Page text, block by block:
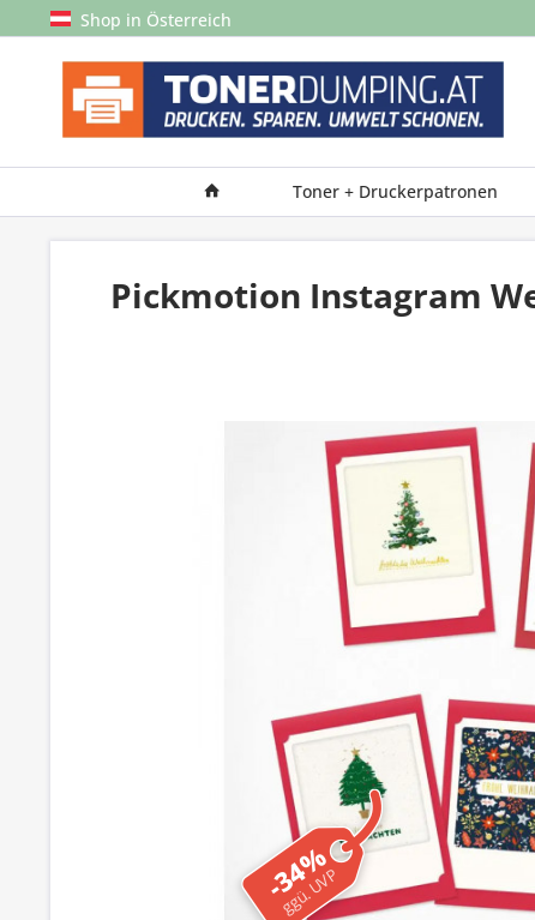
Shop in Österreich
Toner + Druckerpatronen
Pickmotion Instagram
-34%
ggü. UVP